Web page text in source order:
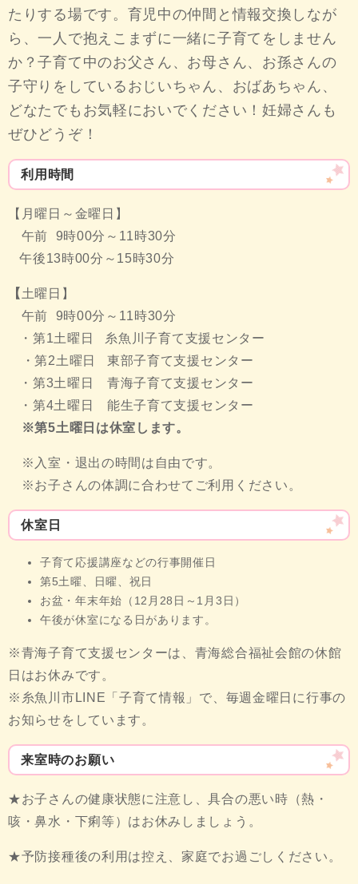
たりする場です。育児中の仲間と情報交換しなが
ら、一人で抱えこまずに一緒に子育てをしません
か？子育て中のお父さん、お母さん、お孫さんの
子守りをしているおじいちゃん、おばあちゃん、
どなたでもお気軽においでください！妊婦さんも
ぜひどうぞ！
利用時間
​【月曜日～金曜日】
午前 9時00分～11時30分
午後13時00分～15時30分
【 土曜日】
午前 9時00分～11時30分
・第1土曜日 糸魚川子育て支援センター
・第2土曜日 東部子育て支援センター
・第3土曜日 青海子育て支援センター
・第4土曜日 能生子育て支援センター
※第5土曜日は休室します。
※入室・退出の時間は自由です。
※お子さんの体調に合わせてご利用ください。
休室日
子育て応援講座などの行事開催日
第5土曜、日曜、祝日
お盆・年末年始（12月28日～1月3日）
午後が休室になる日があります。
※青海子育て支援センターは、青海総合福祉会館の休館
日はお休みです。
※糸魚川市LINE「子育て情報」で、毎週金曜日に行事の
お知らせをしています。
来室時のお願い
★お子さんの健康状態に注意し、具合の悪い時（熱・
咳・鼻水・下痢等）はお休みしましょう。
★予防接種後の利用は控え、家庭でお過ごしください。